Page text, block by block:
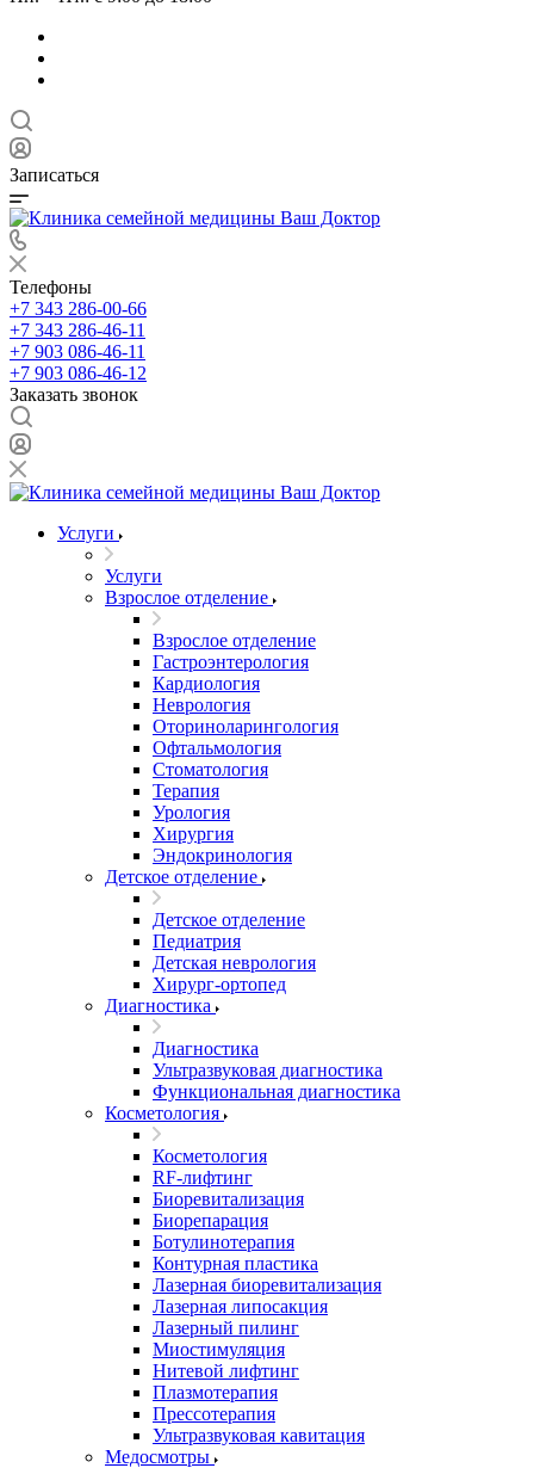
Записаться
Телефоны
+7 343 286-00-66
+7 343 286-46-11
+7 903 086-46-11
+7 903 086-46-12
Заказать звонок
Услуги
Услуги
Взрослое отделение
Взрослое отделение
Гастроэнтерология
Кардиология
Неврология
Оториноларингология
Офтальмология
Стоматология
Терапия
Урология
Хирургия
Эндокринология
Детское отделение
Детское отделение
Педиатрия
Детская неврология
Хирург-ортопед
Диагностика
Диагностика
Ультразвуковая диагностика
Функциональная диагностика
Косметология
Косметология
RF-лифтинг
Биоревитализация
Биорепарация
Ботулинотерапия
Контурная пластика
Лазерная биоревитализация
Лазерная липосакция
Лазерный пилинг
Миостимуляция
Нитевой лифтинг
Плазмотерапия
Прессотерапия
Ультразвуковая кавитация
Медосмотры